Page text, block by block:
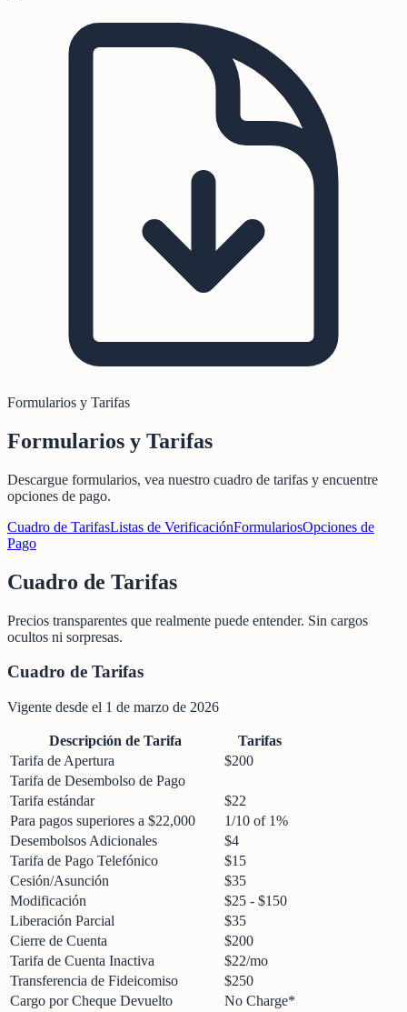
Formularios y Tarifas
Formularios y Tarifas
Descargue formularios, vea nuestro cuadro de tarifas y encuentre
opciones de pago.
Cuadro de TarifasListas de VerificaciónFormulariosOpciones de
Pago
Cuadro de Tarifas
Precios transparentes que realmente puede entender. Sin cargos
ocultos ni sorpresas.
Cuadro de Tarifas
Vigente desde el 1 de marzo de 2026
Descripción de Tarifa
Tarifas
Tarifa de Apertura
$200
Tarifa de Desembolso de Pago
Tarifa estándar
$22
Para pagos superiores a $22,000
1/10 of 1%
Desembolsos Adicionales
$4
Tarifa de Pago Telefónico
$15
Cesión/Asunción
$35
Modificación
$25 - $150
Liberación Parcial
$35
Cierre de Cuenta
$200
Tarifa de Cuenta Inactiva
$22/mo
Transferencia de Fideicomiso
$250
Cargo por Cheque Devuelto
No Charge*